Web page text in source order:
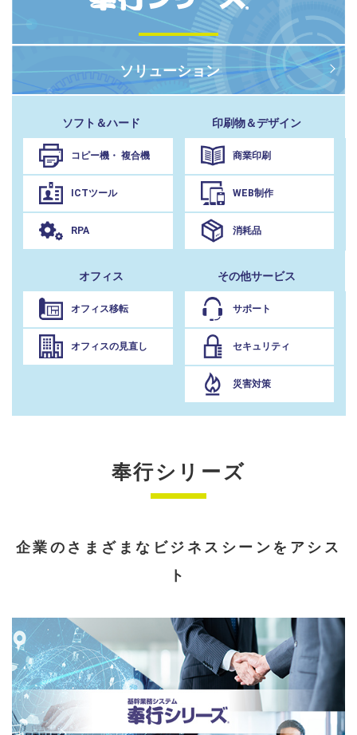
ソリューション
ソフト＆ハード 印刷物＆デザイン
コピー機・ 複合機 商業印刷
ICTツール WEB制作
RPA 消耗品
オフィス その他サービス
オフィス移転 サポート
オフィスの見直し セキュリティ
災害対策
奉行シリーズ
企業のさまざまなビジネスシーンをアシス
ト